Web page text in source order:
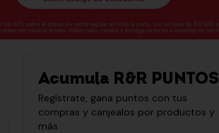
Acumula R&R PUNTOS
Regístrate, gana puntos con tus
compras y canjealos por productos y
más